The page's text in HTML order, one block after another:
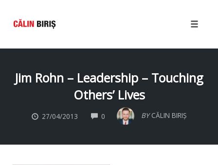
contentJim Rohn – Leadership – Touching
Others’ Lives
27/04/2013 0 COMMENTS BY CĂLIN BIRIȘ